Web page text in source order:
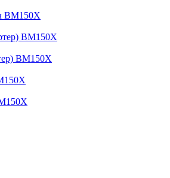
BM150X
BM150X
BM150X